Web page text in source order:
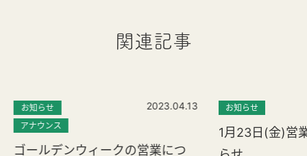
関連記事
お知らせ
アナウンス
2023.04.13
ゴールデンウィークの営業につ
お知らせ
1月23日(金)営